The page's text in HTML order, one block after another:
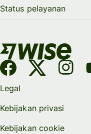
Status pelayanan
Legal
Kebijakan privasi
Kebijakan cookie